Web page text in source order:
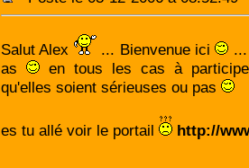
Salut Alex ... Bienvenue ici
as
en tous les cas à
qu'elles soient sérieuses ou pas
es tu allé voir le portail http://